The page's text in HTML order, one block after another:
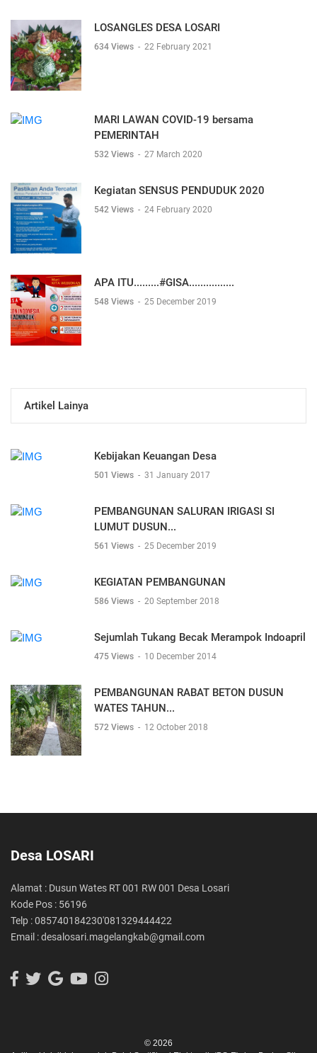
LOSANGLES DESA LOSARI
634 Views - 22 February 2021
MARI LAWAN COVID-19 bersama
PEMERINTAH
532 Views - 27 March 2020
Kegiatan SENSUS PENDUDUK 2020
542 Views - 24 February 2020
APA ITU.........#GISA................
548 Views - 25 December 2019
Artikel Lainya
Kebijakan Keuangan Desa
501 Views - 31 January 2017
PEMBANGUNAN SALURAN IRIGASI SI
LUMUT DUSUN...
561 Views - 25 December 2019
KEGIATAN PEMBANGUNAN
586 Views - 20 September 2018
Sejumlah Tukang Becak Merampok Indoapril
475 Views - 10 December 2014
PEMBANGUNAN RABAT BETON DUSUN
WATES TAHUN...
572 Views - 12 October 2018
Desa LOSARI
Alamat : Dusun Wates RT 001 RW 001 Desa Losari
Kode Pos : 56196
Telp : 085740184230'081329444422
Email : desalosari.magelangkab@gmail.com
© 2026